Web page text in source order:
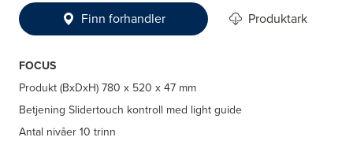
Finn forhandler Produktark
FOCUS
Produkt (BxDxH)780 x 520 x 47 mm
Betjening Slidertouch kontroll med light guide
Antal nivåer10 trinn